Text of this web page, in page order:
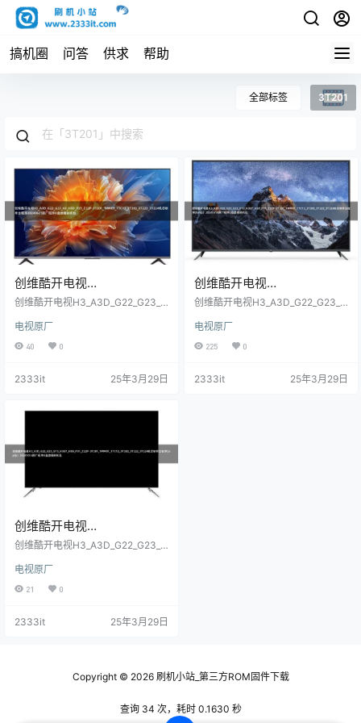
搞机圈 问答 供求 帮助
全部标签 3T201
创维酷开电视
H3_A3D_G22_G23_H3_H5
3T201_1MM01_1TC12_3T2
02_3T222_3T224机芯软件
盘数据刷机包
创维酷开电视H3_A3D_G22_G23_H
_1TC12_3T202_3T222_3T224机芯
软件主程序20240621原厂程序U盘
电视原厂
40 0
2333it 25年3月29日
创维酷开电视
H3_A3D_G22_G23_G23_G
3T201_1MM01_1TC12_3T2
02_3T222_3T224机芯软件
厂程序U盘数据刷机包
创维酷开电视H3_A3D_G22_G23_G
T201_1MM01_1TC12_3T202_3T22
2_3T224机芯软件主程序(bin包）2
电视原厂
225 0
2333it 25年3月29日
创维酷开电视
H3_A3D_G22_G23_GT3_H
3T201_1MM01_1TC12_3T2
02_3T222_3T224机芯软件
厂程序U盘数据刷机包
创维酷开电视H3_A3D_G22_G23_G
_1MM01_1TC12_3T202_3T222_3T
224机芯软件主程序(zip包）20241
014原厂程序U盘数据刷机包
电视原厂
21 0
2333it 25年3月29日
Copyright © 2026刷机小站_第三方ROM固件下载
查询 34 次，耗时 0.1630 秒